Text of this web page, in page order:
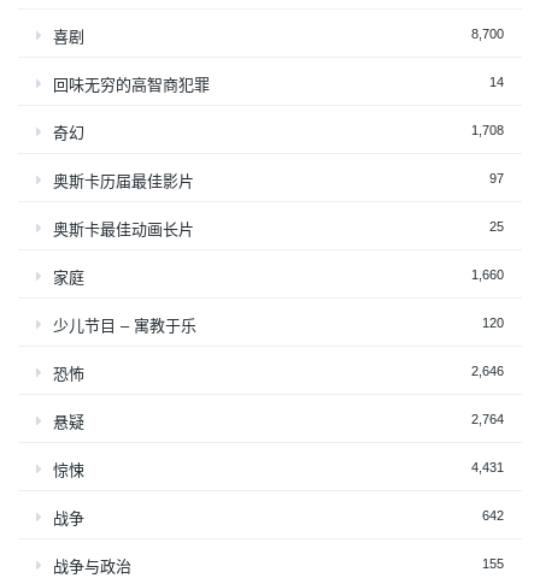
喜剧 8,700
回味无穷的高智商犯罪 14
奇幻 1,708
奥斯卡历届最佳影片 97
奥斯卡最佳动画长片 25
家庭 1,660
少儿节目 – 寓教于乐 120
恐怖 2,646
悬疑 2,764
惊悚 4,431
战争 642
战争与政治 155